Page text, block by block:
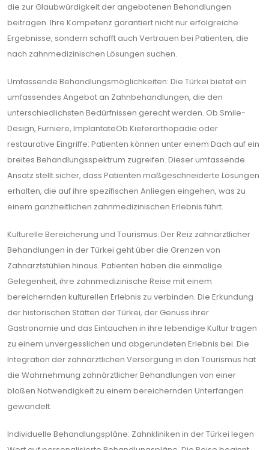
die zur Glaubwürdigkeit der angebotenen Behandlungen
beitragen. Ihre Kompetenz garantiert nicht nur erfolgreiche
Ergebnisse, sondern schafft auch Vertrauen bei Patienten, die
nach zahnmedizinischen Lösungen suchen.
Umfassende Behandlungsmöglichkeiten: Die Türkei bietet ein
umfassendes Angebot an Zahnbehandlungen, die den
unterschiedlichsten Bedürfnissen gerecht werden. Ob Smile-
Design, Furniere, ImplantateOb Kieferorthopädie oder
restaurative Eingriffe: Patienten können unter einem Dach auf ein
breites Behandlungsspektrum zugreifen. Dieser umfassende
Ansatz stellt sicher, dass Patienten maßgeschneiderte Lösungen
erhalten, die auf ihre spezifischen Anliegen eingehen, was zu
einem ganzheitlichen zahnmedizinischen Erlebnis führt.
Kulturelle Bereicherung und Tourismus: Der Reiz zahnärztlicher
Behandlungen in der Türkei geht über die Grenzen von
Zahnarztstühlen hinaus. Patienten haben die einmalige
Gelegenheit, ihre zahnmedizinische Reise mit einem
bereichernden kulturellen Erlebnis zu verbinden. Die Erkundung
der historischen Stätten der Türkei, der Genuss ihrer
Gastronomie und das Eintauchen in ihre lebendige Kultur tragen
zu einem unvergesslichen und abgerundeten Erlebnis bei. Die
Integration der zahnärztlichen Versorgung in den Tourismus hat
die Wahrnehmung zahnärztlicher Behandlungen von einer
bloßen Notwendigkeit zu einem bereichernden Unterfangen
gewandelt.
Individuelle Behandlungspläne: Zahnkliniken in der Türkei legen